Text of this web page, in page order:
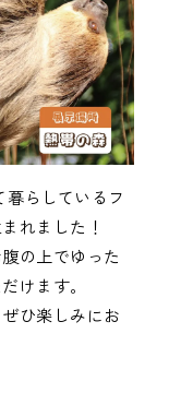
らしているフ
れました！
の上でゆった
けます。
ひ楽しみにお